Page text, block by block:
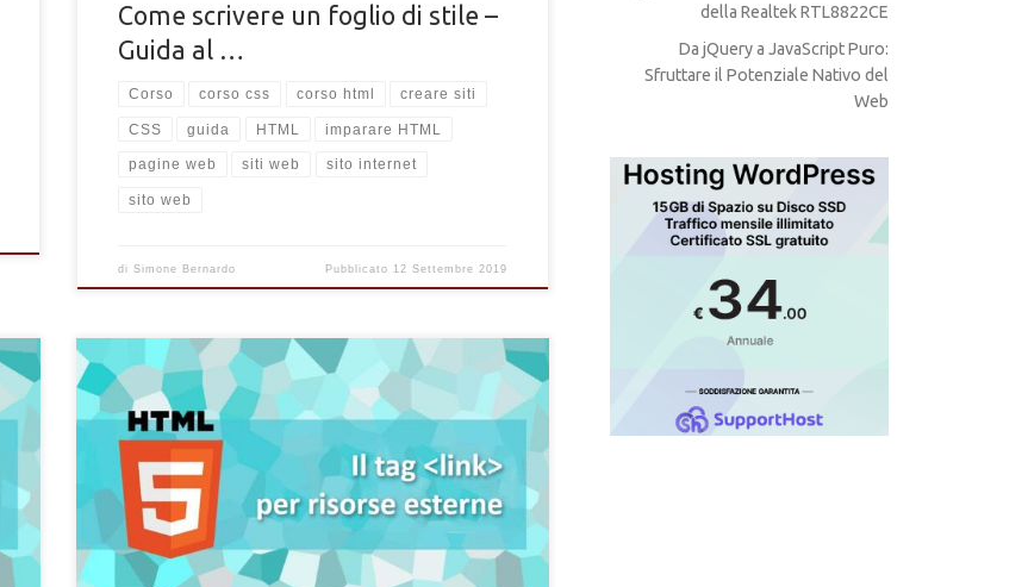
Come scrivere un foglio di stile –
Guida al …
Corso corso css corso html creare siti
CSS guida HTML imparare HTML
pagine web siti web sito internet
sito web
di Simone Bernardo Pubblicato 12 Settembre 2019
Vuoi richiamare risorse esterne e documenti .css all’interno
di una pagina HTML? Vuoi collegare i fogli di stile separati
per alleggerire la pagina del tuo sito? L’HTML ed il CSS sono
i principali linguaggi utilizzati per creare e gestire un sito o
una pagina web. Non richiedono un grande sforzo per
l’apprendimento ma solo un bel po’ di pratica e […]
della Realtek RTL8822CE
Da jQuery a JavaScript Puro:
Sfruttare il Potenziale Nativo del
Web